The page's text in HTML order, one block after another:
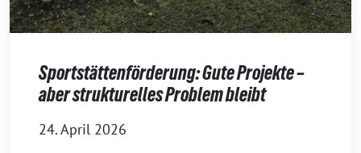
Sportstättenförderung: Gute Projekte –
aber strukturelles Problem bleibt
24. April 2026